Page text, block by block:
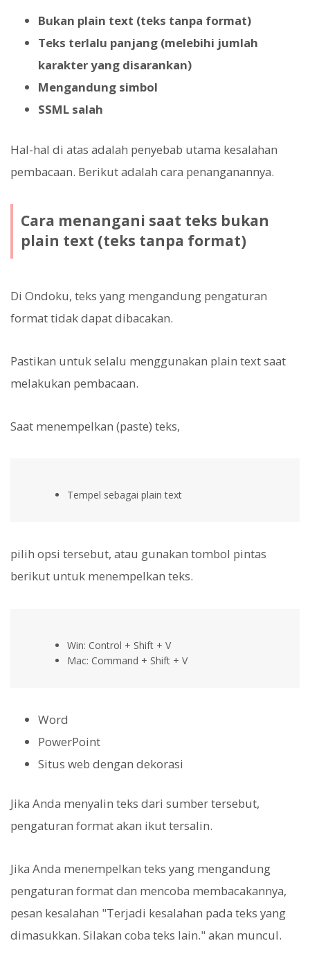
Bukan plain text (teks tanpa format)
Teks terlalu panjang (melebihi jumlah
karakter yang disarankan)
Mengandung simbol
SSML salah
Hal-hal di atas adalah penyebab utama kesalahan
pembacaan. Berikut adalah cara penanganannya.
Cara menangani saat teks bukan
plain text (teks tanpa format)
Di Ondoku, teks yang mengandung pengaturan
format tidak dapat dibacakan.
Pastikan untuk selalu menggunakan plain text saat
melakukan pembacaan.
Saat menempelkan (paste) teks,
Tempel sebagai plain text
pilih opsi tersebut, atau gunakan tombol pintas
berikut untuk menempelkan teks.
Win: Control + Shift + V
Mac: Command + Shift + V
Word
PowerPoint
Situs web dengan dekorasi
Jika Anda menyalin teks dari sumber tersebut,
pengaturan format akan ikut tersalin.
Jika Anda menempelkan teks yang mengandung
pengaturan format dan mencoba membacakannya,
pesan kesalahan "Terjadi kesalahan pada teks yang
dimasukkan. Silakan coba teks lain." akan muncul.